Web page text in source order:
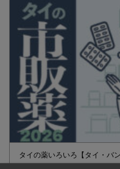
タイの薬いろいろ【タイ・バ